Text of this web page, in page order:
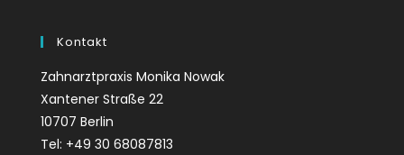
Kontakt
Zahnarztpraxis Monika Nowak
Xantener Straße 22
10707 Berlin
Tel: +49 30 68087813